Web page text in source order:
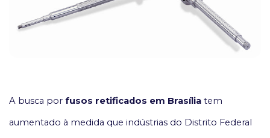
A busca por fusos retificados em Brasília tem
aumentado à medida que indústrias do Distrito Federal